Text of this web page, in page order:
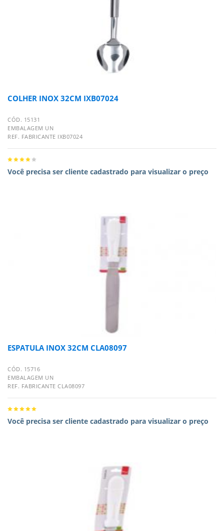
COLHER INOX 32CM IXB07024
CÓD. 15131
EMBALAGEM UN
REF. FABRICANTE IXB07024
Você precisa ser cliente cadastrado para visualizar o preço
ESPATULA INOX 32CM CLA08097
CÓD. 15716
EMBALAGEM UN
REF. FABRICANTE CLA08097
Você precisa ser cliente cadastrado para visualizar o preço